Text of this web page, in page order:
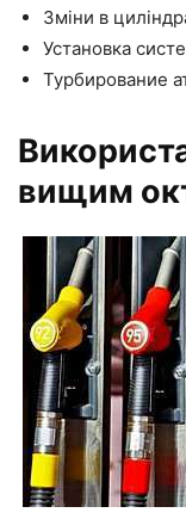
Зміни в
Установка
Турбирование
вищим